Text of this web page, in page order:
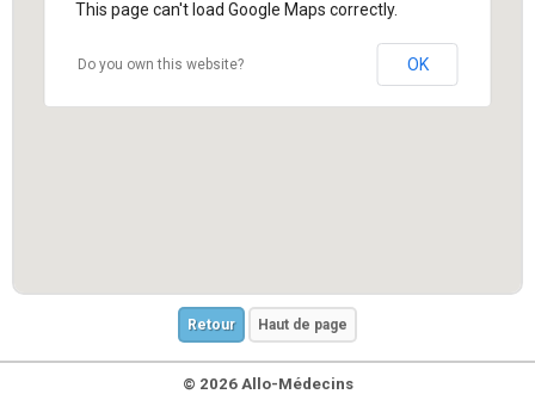
This page can't load Google Maps correctly.
Do you own this website? OK
Retour Haut de page
© 2026 Allo-Médecins